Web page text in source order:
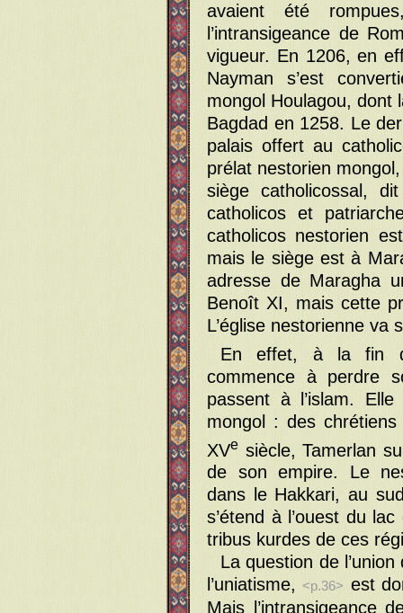
avaient été
l’intransigeance de
vigueur. En 1206, en
Nayman s’est
mongol Houlagou, dont
Bagdad en 1258. Le
palais offert au
prélat nestorien
siège catholicossal,
catholicos et
catholicos nestorien
mais le siège est à
adresse de Maragha
Benoît XI, mais cette
L’église nestorienne
En effet, à la fin
commence à perdre
passent à l’islam.
mongol : des
XVe siècle, Tamerlan
de son empire. Le
dans le Hakkari, au
s’étend à l’ouest du
tribus kurdes de ces
La question de
l’uniatisme,<p.36> est
Mais l’intransigeance